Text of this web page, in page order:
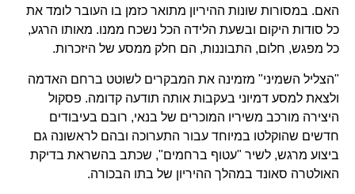
האם. במסורות שונות ההיריון מתואר כזמן בו העובר לומד את
כל סודות היקום ובשעת הלידה הכל נשכח ממנו. מאותו הרגע,
כל מפגש, חלום, התבוננות, הם חלק ממסע של היזכרות.
"הצליל השמיני" מזמינה את המבקרים לשוטט ברחם האדמה
ולצאת למסע דמיוני בעקבות אותה תודעה קדומה. פסקול
היצירה מורכב משיריו המוכרים של בנאי, רובם בעיבודים
חדשים שהוקלטו במיוחד עבור התערוכה ובהם לראשונה גם
ביצוע מרגש, לשיר "עטוף ברחמים", שכתב בהשראת בדיקת
האולטרה סאונד במהלך ההיריון של בתו הבכורה.